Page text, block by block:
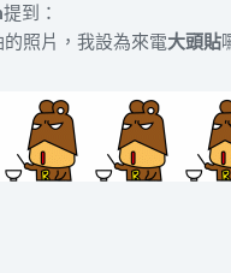
提到：
照片，我設為來電大頭貼